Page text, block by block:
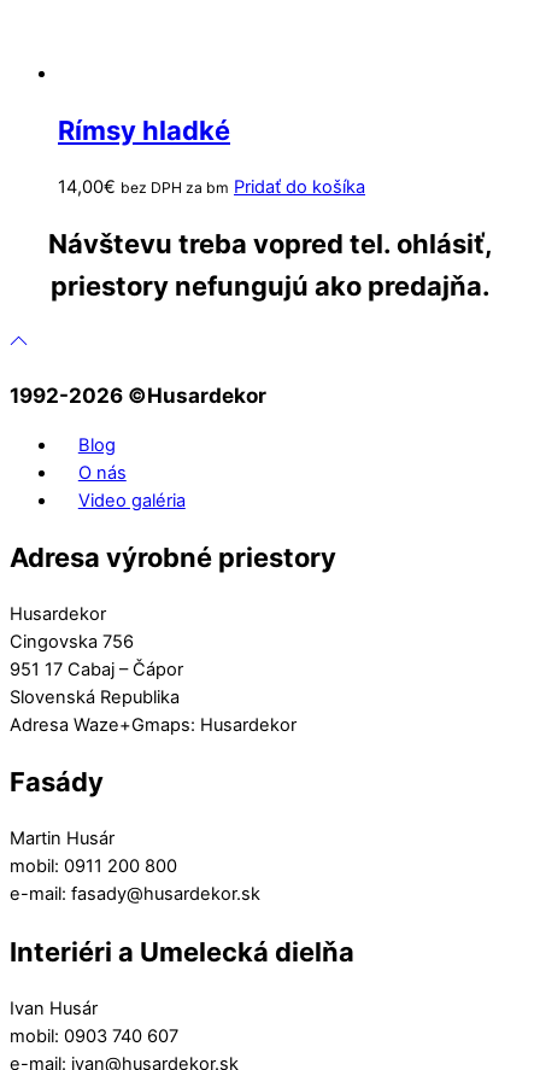
Rímsy hladké
14,00€ bez DPH za bm Pridať do košíka
Návštevu treba vopred tel. ohlásiť,
priestory nefungujú ako predajňa.
1992-2026 ©️Husardekor
Blog
O nás
Video galéria
Adresa výrobné priestory
Husardekor
Cingovska 756
951 17 Cabaj – Čápor
Slovenská Republika
Adresa Waze+Gmaps: Husardekor
Fasády
Martin Husár
mobil: 0911 200 800
e-mail: fasady@husardekor.sk
Interiéri a Umelecká dielňa
Ivan Husár
mobil: 0903 740 607
e-mail: ivan@husardekor.sk